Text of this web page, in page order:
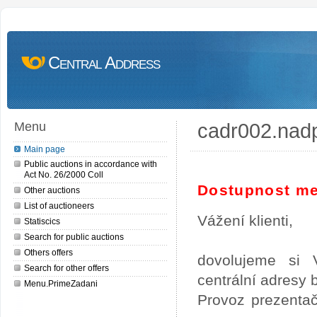
Central Address
Menu
Main page
Public auctions in accordance with
Act No. 26/2000 Coll
Other auctions
List of auctioneers
Statiscics
Search for public auctions
Others offers
Search for other offers
Menu.PrimeZadani
Dostupnost
Vážení klienti,
dovolujeme si
centrální adresy
Provoz